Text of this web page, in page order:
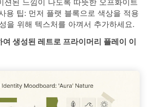
션된 느낌이 나도록 따뜻한 오프화이트
용 팁: 먼저 플랫 블록으로 색상을 적용
을 위해 텍스처를 아껴서 추가하세요.
생성된 레트로 프라이머리 플레이 이